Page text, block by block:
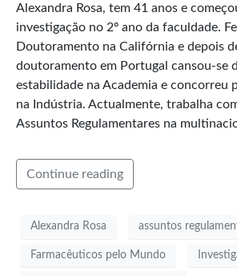
Alexandra Rosa, tem 41 anos e
investigação no 2º ano da faculdade.
Doutoramento na Califórnia e depois
doutoramento em Portugal cansou-se
estabilidade na Academia e concorreu
na Indústria. Actualmente, trabalha
Assuntos Regulamentares na
Continue reading
Alexandra Rosa assuntos
Farmacêuticos pelo Mundo